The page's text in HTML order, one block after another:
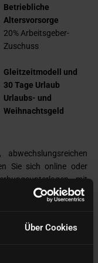
Über Cookies
Betriebliche
Altersvorsorge
20% Arbeitsgeber-
Zuschuss
Gleitzeitmodell und
30 Tage Urlaub
Urlaubs- und
Weihnachtsgeld
Sie sich online oder
mit
frühestmöglichen